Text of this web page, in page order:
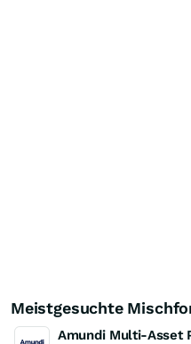
Meistgesuchte
Amundi Multi-Asset